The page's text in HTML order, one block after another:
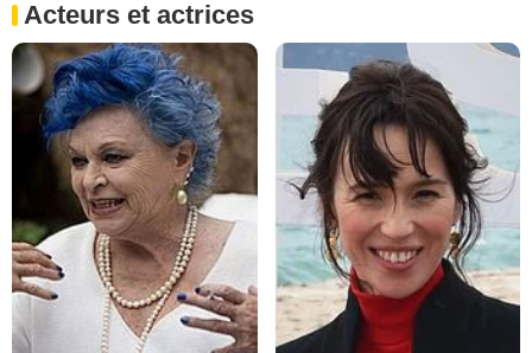
Acteurs et actrices